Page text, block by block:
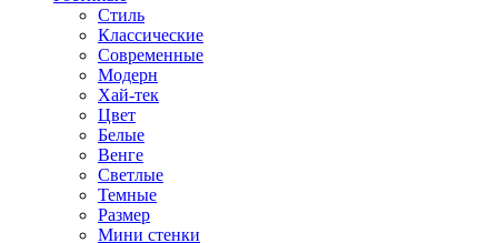
Стиль
Классические
Современные
Модерн
Хай-тек
Цвет
Белые
Венге
Светлые
Темные
Размер
Мини стенки